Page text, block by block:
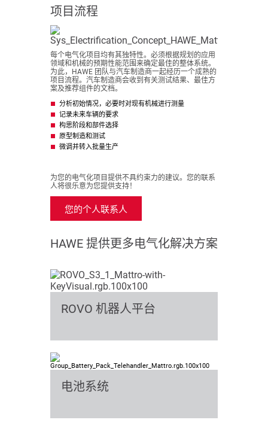
项目流程
每个电气化项目均有其独特性。必须根据规划的应用
领域和机械的预期性能范围来确定最佳的整体系统。
为此，HAWE 团队与汽车制造商一起经历一个成熟的
项目流程。汽车制造商会收到有关测试结果、最佳方
案及推荐组件的文档。
分析初始情况，必要时对现有机械进行测量
记录未来车辆的要求
构思阶段和部件选择
原型制造和测试
微调并转入批量生产
为您的电气化项目提供不具约束力的建议。您的联系
人将很乐意为您提供支持！
您的个人联系人
HAWE 提供更多电气化解决方案
ROVO 机器人平台
电池系统